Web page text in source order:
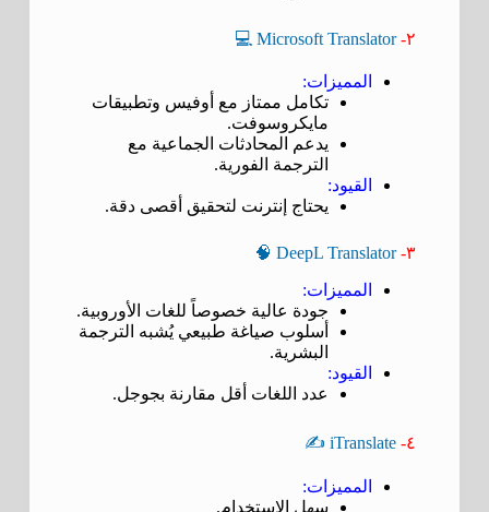
٢- Microsoft Translator 💻
المميزات:
تكامل ممتاز مع أوفيس وتطبيقات
مايكروسوفت.
يدعم المحادثات الجماعية مع
الترجمة الفورية.
القيود:
يحتاج إنترنت لتحقيق أقصى دقة.
٣- DeepL Translator 🧠
المميزات:
جودة عالية خصوصاً للغات الأوروبية.
أسلوب صياغة طبيعي يُشبه الترجمة
البشرية.
القيود:
عدد اللغات أقل مقارنة بجوجل.
٤- iTranslate ✍️
المميزات:
سهل الاستخدام.